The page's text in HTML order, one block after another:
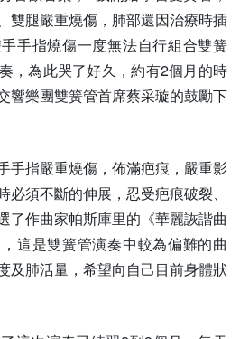
雙腿嚴重燒傷，肺部還因治療時插
手指燒傷一度無法自行組合雙簧
，為此哭了好久，約有2個月的時
響樂團雙簧管首席蔡采璇的鼓勵下
手指嚴重燒傷，佈滿疤痕，嚴重影
須不斷的伸展，忍受疤痕破裂、
了作曲家帕斯庫里的《華麗詼諧曲
這是雙簧管演奏中較為偏難的曲
及肺活量，希望向自己目前身體狀